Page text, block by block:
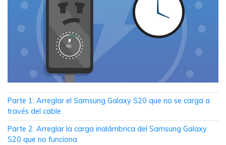
Celular a Otro
Transfiere contactos, fotos, música,
videos, SMS y otros tipos de
archivos de un teléfono a otro y a la
PC.
Apps
Mutsapper (Alias: Wutsapper)
Transfiere datos de WhatsApp y
Parte 1: Arreglar el Samsung Galaxy S20 que no se carga a
través del cable
Parte 2: Arreglar la carga inalámbrica del Samsung Galaxy
S20 que no funciona